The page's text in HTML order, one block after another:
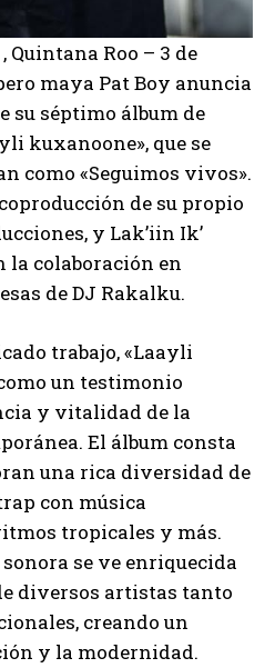
Quintana Roo – 3 de
maya Pat Boy anuncia
su séptimo álbum de
kuxanoone», que se
como «Seguimos vivos».
de su propio
y Lak’iin Ik’
la colaboración en
de DJ Rakalku.
trabajo, «Laayli
un testimonio
y vitalidad de la
El álbum consta
una rica diversidad de
con música
tropicales y más.
se ve enriquecida
diversos artistas tanto
creando un
y la modernidad.